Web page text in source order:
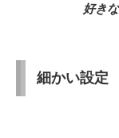
好き
細かい設定